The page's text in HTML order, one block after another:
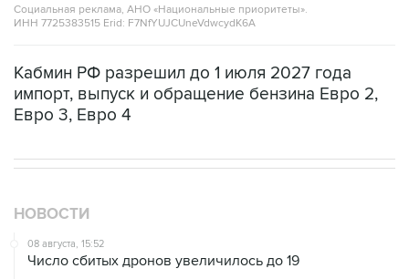
Социальная реклама, АНО «Национальные приоритеты».
ИНН 7725383515 Erid: F7NfYUJCUneVdwcydK6A
Кабмин РФ разрешил до 1 июля 2027 года
импорт, выпуск и обращение бензина Евро 2,
Евро 3, Евро 4
НОВОСТИ
08 августа, 15:52
Число сбитых дронов увеличилось до 19